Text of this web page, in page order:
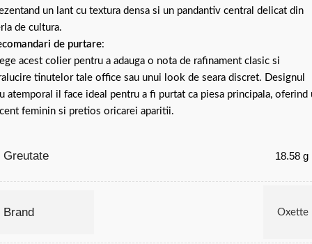
un lant cu textura densa si un pandantiv central delicat din
de cultura.
de purtare:
acest colier pentru a adauga o nota de rafinament clasic si
tinutelor tale office sau unui look de seara discret. Designul
atemporal il face ideal pentru a fi purtat ca piesa principala, oferind
feminin si pretios oricarei aparitii.
Greutate 18.58 g
Brand Oxette